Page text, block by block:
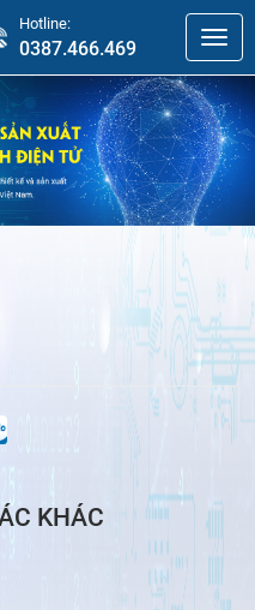
Hotline:
0387.466.469
KHÁC